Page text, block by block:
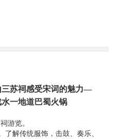
苏祠感受宋词的魅力—
一地道巴蜀火锅
游览。
了解传统服饰，击鼓、奏乐、